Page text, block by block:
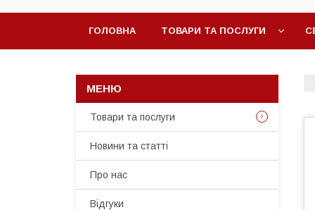
ГОЛОВНА ТОВАРИ ТА ПОСЛУГИ
Товари та послуги
Новини та статті
Про нас
Відгуки